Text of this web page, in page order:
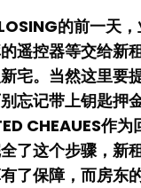
的前一天
遥控器等交给新
宅。当然这里要
忘记带上钥匙押
CHEAUES作为
了这个步骤，新
了保障，而房东